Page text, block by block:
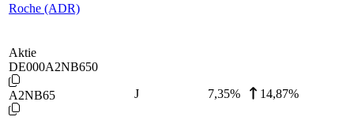
Roche (ADR)
Aktie
DE000A2NB650
A2NB65 J 7,35% 14,87%